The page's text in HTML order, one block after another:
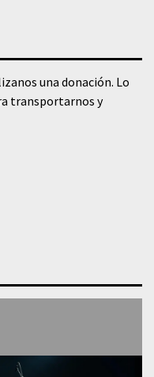
una donación. Lo
transportarnos y